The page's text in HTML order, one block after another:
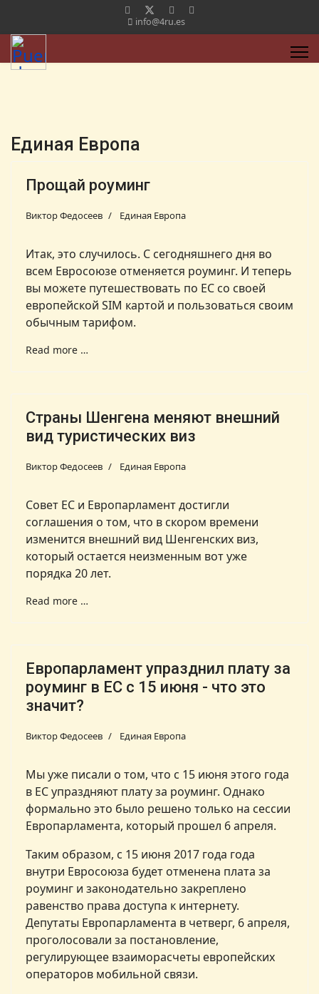
info@4ru.es
Единая Европа
Прощай роуминг
Виктор Федосеев Единая Европа
Итак, это случилось. С сегодняшнего дня во
всем Евросоюзе отменяется роуминг. И теперь
вы можете путешествовать по ЕС со своей
европейской SIM картой и пользоваться своим
обычным тарифом.
Read more …
Страны Шенгена меняют внешний
вид туристических виз
Виктор Федосеев Единая Европа
Совет ЕС и Европарламент достигли
соглашения о том, что в скором времени
изменится внешний вид Шенгенских виз,
который остается неизменным вот уже
порядка 20 лет.
Read more …
Европарламент упразднил плату за
роуминг в ЕС с 15 июня - что это
значит?
Виктор Федосеев Единая Европа
Мы уже писали о том, что с 15 июня этого года
в ЕС упраздняют плату за роуминг. Однако
формально это было решено только на сессии
Европарламента, который прошел 6 апреля.
Таким образом, с 15 июня 2017 года года
внутри Евросоюза будет отменена плата за
роуминг и законодательно закреплено
равенство права доступа к интернету.
Депутаты Европарламента в четверг, 6 апреля,
проголосовали за постановление,
регулирующее взаиморасчеты европейских
операторов мобильной связи.